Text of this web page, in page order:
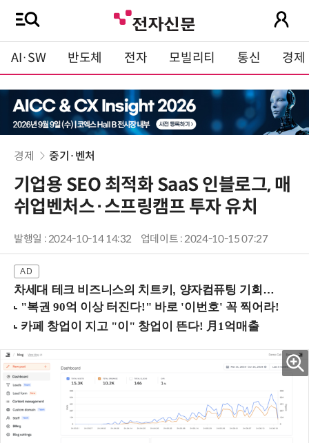
AI·SW 반도체 전자 모빌리티 통신 경제
경제 중기·벤처
기업용 SEO 최적화 SaaS 인블로그, 매
쉬업벤처스·스프링캠프 투자 유치
발행일 : 2024-10-14 14:32 업데이트 : 2024-10-15 07:27
차세대 테크 비즈니스의 치트키, 양자컴퓨팅 기회를 선점하라! (8/28 강남역)